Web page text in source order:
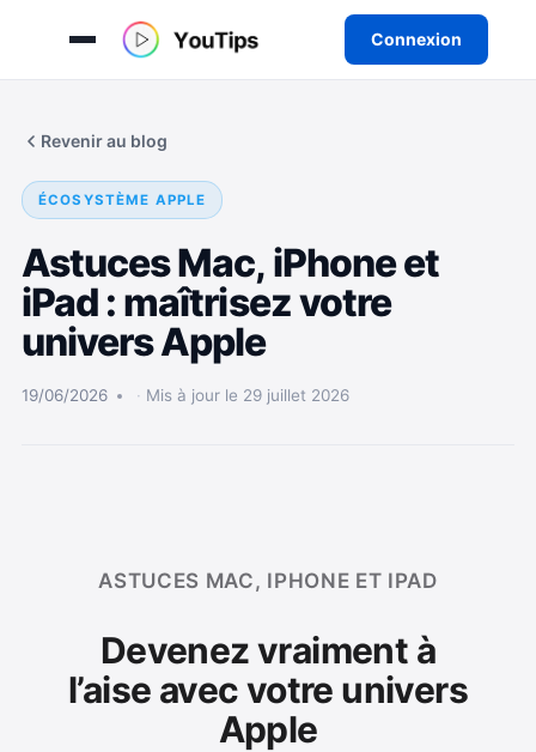
Connexion
Revenir au blog
ÉCOSYSTÈME APPLE
Astuces Mac, iPhone et
iPad : maîtrisez votre
univers Apple
19/06/2026 Mis à jour le 29 juillet 2026
ASTUCES MAC, IPHONE ET IPAD
Devenez vraiment à
l’aise avec votre univers
Apple